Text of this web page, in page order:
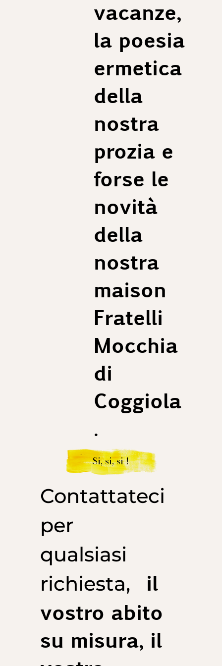
vacanze,
la poesia
ermetica
della
nostra
prozia e
forse le
novità
della
nostra
maison
Fratelli
Mocchia
di
Coggiola
.
Contattateci
per
qualsiasi
richiesta,
il
vostro abito
su misura, il
Si, si, si !